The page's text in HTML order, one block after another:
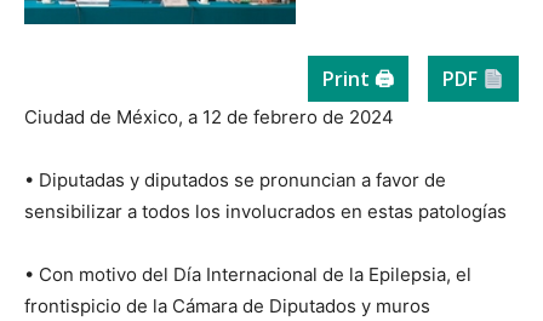
Print 🖨 PDF
Ciudad de México, a 12 de febrero de 2024
• Diputadas y diputados se pronuncian a favor de
sensibilizar a todos los involucrados en estas patologías
• Con motivo del Día Internacional de la Epilepsia, el
frontispicio de la Cámara de Diputados y muros